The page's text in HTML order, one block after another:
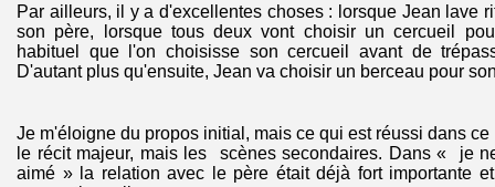
Par ailleurs, il y a d'excellentes choses : lorsque Jean lave
son père, lorsque tous deux vont choisir un cercueil
habituel que l'on choisisse son cercueil avant de
D'autant plus qu'ensuite, Jean va choisir un berceau pour
Je m'éloigne du propos initial, mais ce qui est réussi dans
le récit majeur, mais les scènes secondaires. Dans « je
aimé » la relation avec le père était déjà fort importante